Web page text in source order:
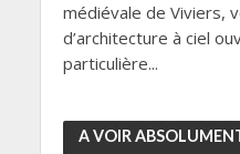
médiévale de Viviers,
d’architecture à ciel
particulière...
A VOIR